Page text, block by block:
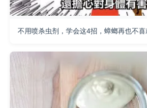
不用喷杀虫剂，学会这4招，蟑螂再也不喜